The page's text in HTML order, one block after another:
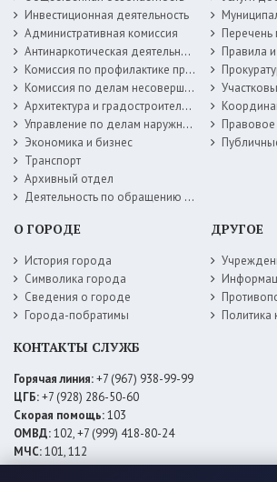
Инвестиционная деятельность
Административная комиссия
Антинаркотическая деятельность
Комиссия по профилактике правонарушений
Комиссия по делам несовершеннолетних
Архитектура и градостроительство
Управление по делам наружной рекламы
Экономика и бизнес
Транспорт
Архивный отдел
Деятельность по обращению с животными без владельцев
Перечень
Правила и
О ГОРОДЕ
История города
Символика города
Сведения о городе
Города-побратимы
ДРУГОЕ
Политика
КОНТАКТЫ СЛУЖБ
Горячая линия:+7 (967) 938-99-99
ЦГБ:+7 (928) 286-50-60
Скорая помощь:103
ОМВД:102, +7 (999) 418-80-24
МЧС:101, 112
ЕДДС:+7 (928) 576-09-83